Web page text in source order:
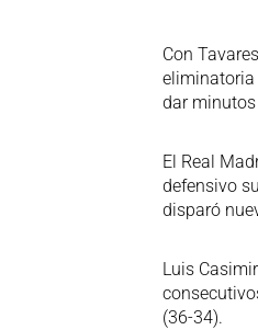
Con
eliminatoria
dar
El Real
defensivo
disparó
Luis
(36-34).